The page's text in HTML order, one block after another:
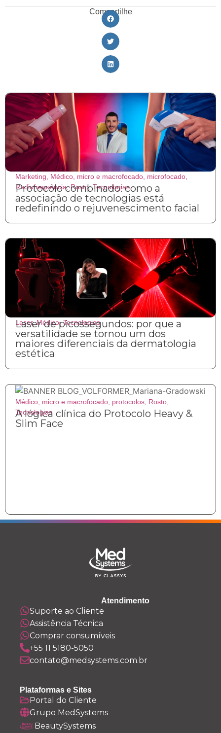
Compartilhe
Marketing, Médico, micro e macrofocado, microfocado,
Radiofrequência,Rosto,Tecnologias
Protocolo combinado: como a
associação de tecnologias está
redefinindo o rejuvenescimento facial
Laser,Médico,Tecnologias
Laser de picossegundos: por que a
versatilidade se tornou um dos
maiores diferenciais da dermatologia
estética
Médico, micro e macrofocado, protocolos, Rosto,
Tecnologias
A lógica clínica do Protocolo Heavy &
Slim Face
Atendimento
Suporte ao Cliente
Assistência Técnica
Comprar consumíveis
+55 11 5180-5050
contato@medsystems.com.br
Plataformas e Sites
Portal do Cliente
Grupo MedSystems
BeautySystems